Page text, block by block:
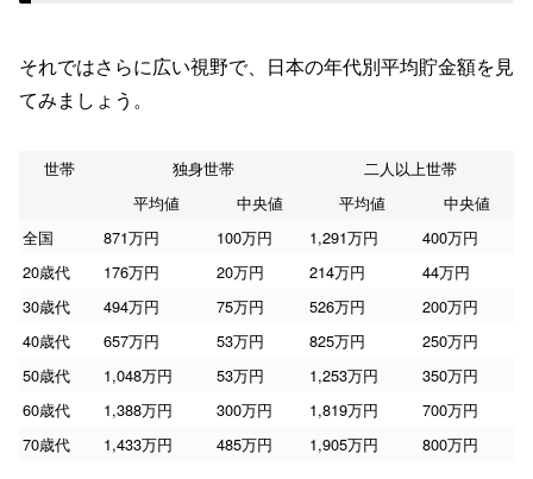
それではさらに広い視野で、日本の年代別平均貯金額を見
てみましょう。
世帯 独身世帯
二人以上世帯
平均値
中央値 平均値
中央値
全国
871万円 100万円 1,291万円
400万円
20歳代
176万円 20万円 214万円
44万円
30歳代
494万円 75万円 526万円
200万円
40歳代
657万円 53万円 825万円
250万円
50歳代
1,048万円 53万円 1,253万円
350万円
60歳代
1,388万円 300万円 1,819万円
700万円
70歳代
1,433万円 485万円 1,905万円 800万円